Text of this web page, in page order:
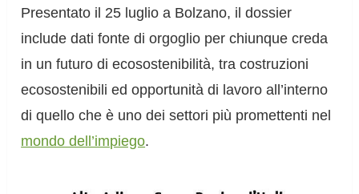
Presentato il 25 luglio a Bolzano, il dossier
include dati fonte di orgoglio per chiunque creda
in un futuro di ecosostenibilità, tra costruzioni
ecosostenibili ed opportunità di lavoro all’interno
di quello che è uno dei settori più promettenti nel
mondo dell’impiego.